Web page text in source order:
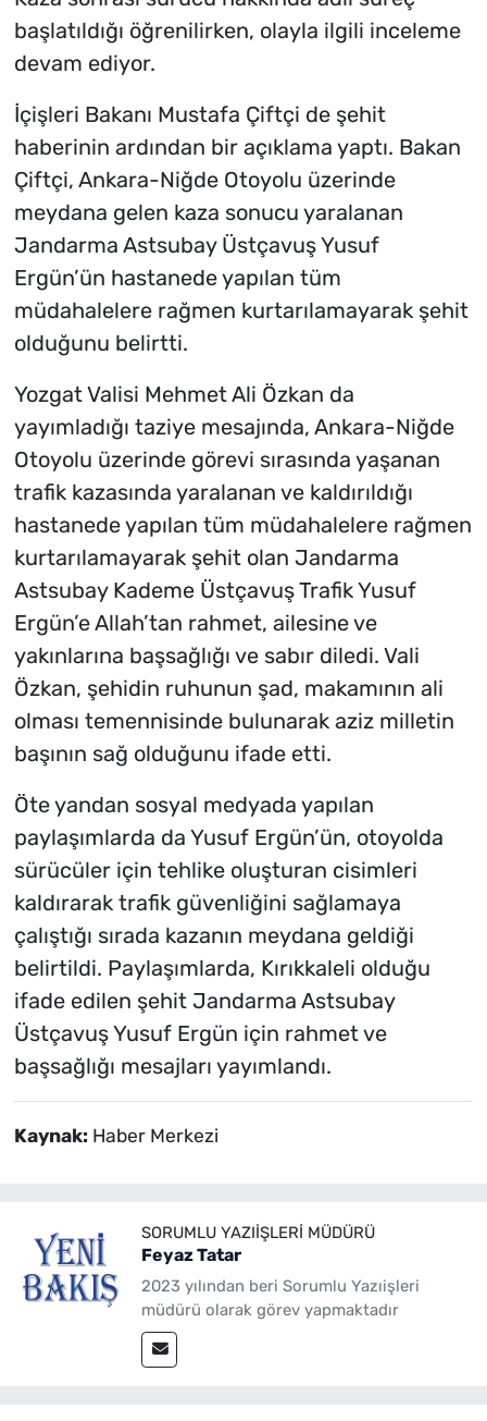
başlatıldığı öğrenilirken, olayla ilgili inceleme
devam ediyor.
İçişleri Bakanı Mustafa Çiftçi de şehit
haberinin ardından bir açıklama yaptı. Bakan
Çiftçi, Ankara-Niğde Otoyolu üzerinde
meydana gelen kaza sonucu yaralanan
Jandarma Astsubay Üstçavuş Yusuf
Ergün’ün hastanede yapılan tüm
müdahalelere rağmen kurtarılamayarak şehit
olduğunu belirtti.
Yozgat Valisi Mehmet Ali Özkan da
yayımladığı taziye mesajında, Ankara-Niğde
Otoyolu üzerinde görevi sırasında yaşanan
trafik kazasında yaralanan ve kaldırıldığı
hastanede yapılan tüm müdahalelere rağmen
kurtarılamayarak şehit olan Jandarma
Astsubay Kademe Üstçavuş Trafik Yusuf
Ergün’e Allah’tan rahmet, ailesine ve
yakınlarına başsağlığı ve sabır diledi. Vali
Özkan, şehidin ruhunun şad, makamının ali
olması temennisinde bulunarak aziz milletin
başının sağ olduğunu ifade etti.
Öte yandan sosyal medyada yapılan
paylaşımlarda da Yusuf Ergün’ün, otoyolda
sürücüler için tehlike oluşturan cisimleri
kaldırarak trafik güvenliğini sağlamaya
çalıştığı sırada kazanın meydana geldiği
belirtildi. Paylaşımlarda, Kırıkkaleli olduğu
ifade edilen şehit Jandarma Astsubay
Üstçavuş Yusuf Ergün için rahmet ve
başsağlığı mesajları yayımlandı.
Kaynak: Haber Merkezi
SORUMLU YAZIIŞLERI MÜDÜRÜ
Feyaz Tatar
2023 yılından beri Sorumlu Yazıişleri
müdürü olarak görev yapmaktadır